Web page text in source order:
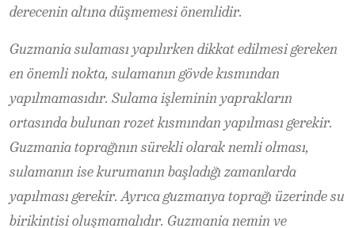
derecenin altına düşmemesi önemlidir.
Guzmania sulaması yapılırken dikkat edilmesi gereken
en önemli nokta, sulamanın gövde kısmından
yapılmamasıdır. Sulama işleminin yaprakların
ortasında bulunan rozet kısmından yapılması gerekir.
Guzmania toprağının sürekli olarak nemli olması,
sulamanın ise kurumanın başladığı zamanlarda
yapılması gerekir. Ayrıca guzmanya toprağı üzerinde su
birikintisi oluşmamalıdır. Guzmania nemin ve